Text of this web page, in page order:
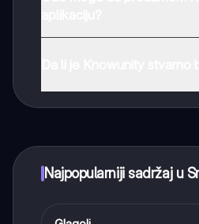
Najpopularniji sadržaj u